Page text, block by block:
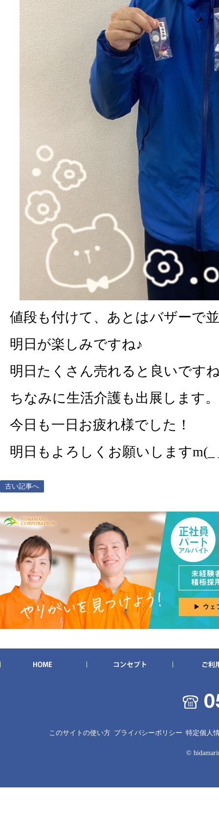
値段も付けて、あとはバザーで
明日が楽しみですね♪
明日たくさん売れると良いです
ちなみに生活介護も出展します。
今日も一日お疲れ様でした！
明日もよろしくお願いしますm(_
古い記事へ
このサイトの使い方 プライバシーポリシー 特定個人
©